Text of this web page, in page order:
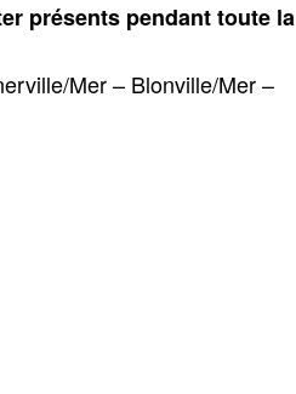
présents pendant toute la
Mer – Blonville/Mer –